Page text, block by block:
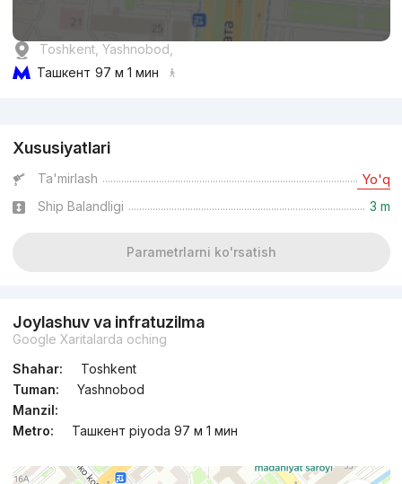
Toshkent, Yashnobod,
Ташкент 97 м 1 мин
Xususiyatlari
Ta'mirlash Yo'q
Ship Balandligi 3 m
Parametrlarni ko'rsatish
Joylashuv va infratuzilma
Google Xaritalarda oching
Shahar:
Toshkent
Tuman:
Yashnobod
Manzil:
Metro:
Ташкент piyoda 97 м 1 мин